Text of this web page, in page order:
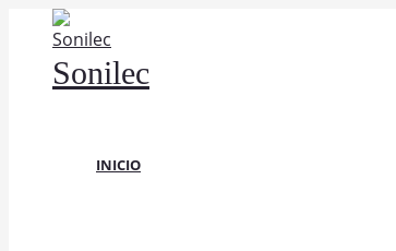
contenidoSonilec
INICIO